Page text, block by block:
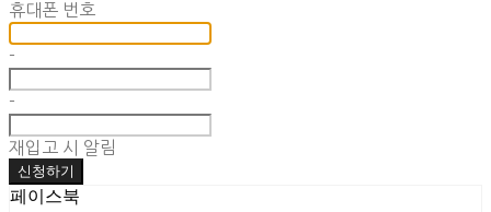
휴대폰 번호
-
-
재입고 시 알림
신청하기
페이스북